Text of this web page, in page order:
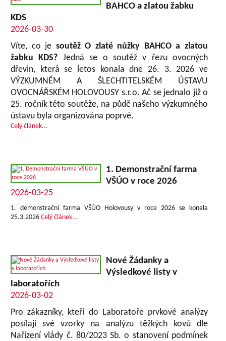
BAHCO a zlatou žabku
KDS
2026-03-30
Víte, co je soutěž O zlaté nůžky BAHCO a zlatou
žabku KDS? Jedná se o soutěž v řezu ovocných
dřevin, která se letos konala dne 26. 3. 2026 ve
VÝZKUMNÉM A ŠLECHTITELSKÉM ÚSTAVU
OVOCNÁŘSKÉM HOLOVOUSY s.r.o. Ač se jednalo již o
25. ročník této soutěže, na půdě našeho výzkumného
ústavu byla organizována poprvé.
Celý článek...
1. Demonstrační farma
VŠÚO v roce 2026
2026-03-25
1. demonstrační farma VŠÚO Holovousy v roce 2026 se konala
25.3.2026Celý článek...
Nové Žádanky a
Výsledkové listy v
laboratořích
2026-03-02
Pro zákazníky, kteří do Laboratoře prvkové analýzy
posílají své vzorky na analýzu těžkých kovů dle
Nařízení vlády č. 80/2023 Sb. o stanovení podmínek